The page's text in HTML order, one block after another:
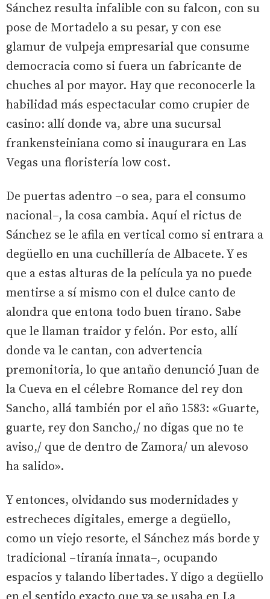
Sánchez resulta infalible con su falcon, con su
pose de Mortadelo a su pesar, y con ese
glamur de vulpeja empresarial que consume
democracia como si fuera un fabricante de
chuches al por mayor. Hay que reconocerle la
habilidad más espectacular como crupier de
casino: allí donde va, abre una sucursal
frankensteiniana como si inaugurara en Las
Vegas una floristería low cost.
De puertas adentro –o sea, para el consumo
nacional–, la cosa cambia. Aquí el rictus de
Sánchez se le afila en vertical como si entrara a
degüello en una cuchillería de Albacete. Y es
que a estas alturas de la película ya no puede
mentirse a sí mismo con el dulce canto de
alondra que entona todo buen tirano. Sabe
que le llaman traidor y felón. Por esto, allí
donde va le cantan, con advertencia
premonitoria, lo que antaño denunció Juan de
la Cueva en el célebre Romance del rey don
Sancho, allá también por el año 1583: «Guarte,
guarte, rey don Sancho,/ no digas que no te
aviso,/ que de dentro de Zamora/ un alevoso
ha salido».
Y entonces, olvidando sus modernidades y
estrecheces digitales, emerge a degüello,
como un viejo resorte, el Sánchez más borde y
tradicional –tiranía innata–, ocupando
espacios y talando libertades. Y digo a degüello